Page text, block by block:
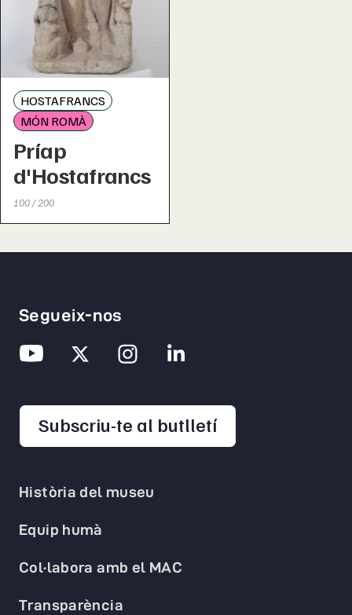
HOSTAFRANCS
MÓN ROMÀ
Príap
d'Hostafrancs
100 / 200
Història del museu
Equip humà
Col·labora amb el MAC
Transparència
Segueix-nos
Subscriu-te al butlletíopens in a new